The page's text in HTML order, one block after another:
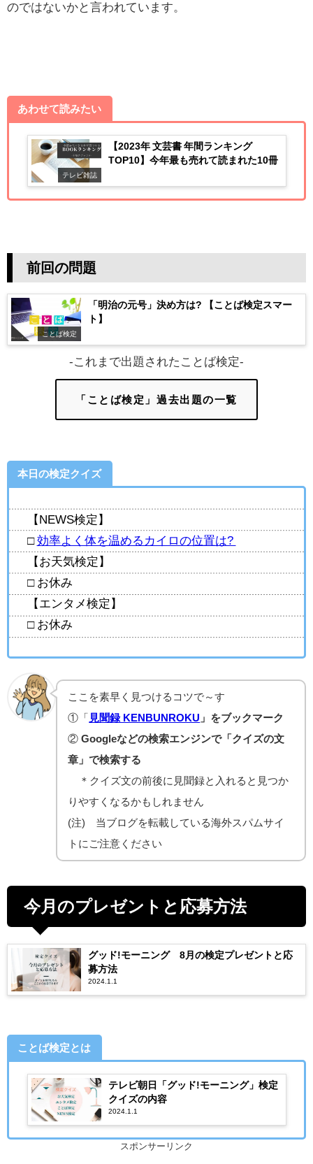
のではないかと言われています。
あわせて読みたい
テレビ雑誌
【2023年 文芸書 年間ランキング
TOP10】今年最も売れて読まれた10冊
前回の問題
ことば検定
「明治の元号」決め方は? 【ことば検定スマー
ト】
-これまで出題されたことば検定-
「ことば検定」過去出題の一覧
本日の検定クイズ
【NEWS検定】
□効率よく体を温めるカイロの位置は?
【お天気検定】
□ お休み
【エンタメ検定】
□ お休み
ここを素早く見つけるコツで～す
①「 見聞録 KENBUNROKU 」をブックマーク
②Googleなどの検索エンジンで「クイズの文
章」で検索する
＊クイズ文の前後に見聞録と入れると見つか
りやすくなるかもしれません
(注) 当ブログを転載している海外スパムサイ
トにご注意ください
今月のプレゼントと応募方法
グッド!モーニング 8月の検定プレゼントと応
募方法
2024.1.1
ことば検定とは
テレビ朝日「グッド!モーニング」検定
クイズの内容
2024.1.1
スポンサーリンク